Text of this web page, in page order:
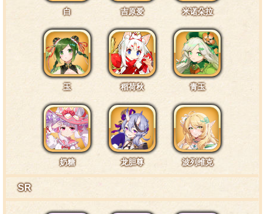
白 吉原爱 米诺朵拉
玉 稻荷秋 青玉
奶糖 龙胆尊 波列维克
SR